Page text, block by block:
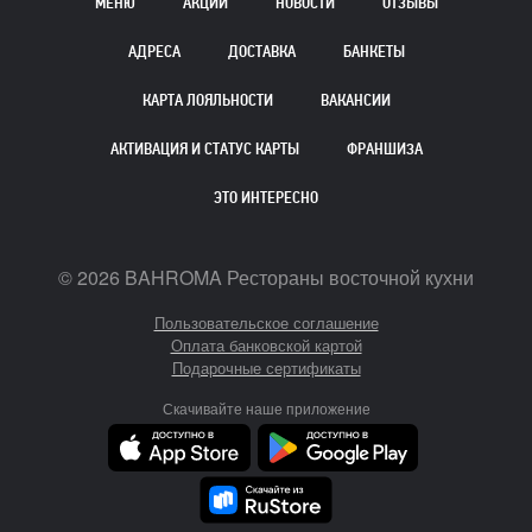
АДРЕСА ДОСТАВКА БАНКЕТЫ
КАРТА ЛОЯЛЬНОСТИ ВАКАНСИИ
АКТИВАЦИЯ И СТАТУС КАРТЫ ФРАНШИЗА
ЭТО ИНТЕРЕСНО
©2026 BAHROMA Рестораны восточной кухни
Пользовательское соглашение
Оплата банковской картой
Подарочные сертификаты
Скачивайте наше приложение